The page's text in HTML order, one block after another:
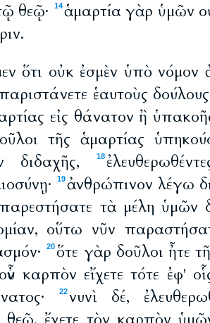
θεῷ·
14 ἁμαρτία γὰρ ὑμῶν
ὅτι οὐκ ἐσμὲν ὑπὸ νόμον
ἑαυτοὺς
εἰς θάνατον ἢ
τῆς ἁμαρτίας
διδαχῆς,
18
19ἀνθρώπινον λέγω
τὰ μέλη ὑμῶν
οὕτω νῦν
20ὅτε γὰρ δοῦλοι ἦτε
καρπὸν εἴχετε τότε ἐφ'
22νυνὶ δέ,